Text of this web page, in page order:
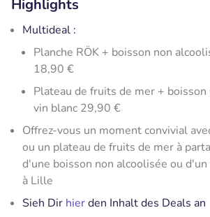
Highlights
Multideal :
Planche RÖK + boisson non
18,90 €
Plateau de fruits de mer +
vin blanc 29,90 €
Offrez-vous un moment convivial
ou un plateau de fruits de mer à
d'une boisson non alcoolisée ou
à Lille
Sieh Dir hierden Inhalt des Deals an